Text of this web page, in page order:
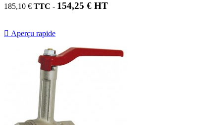
185,10 € TTC - 154,25 € HT
 Aperçu rapide